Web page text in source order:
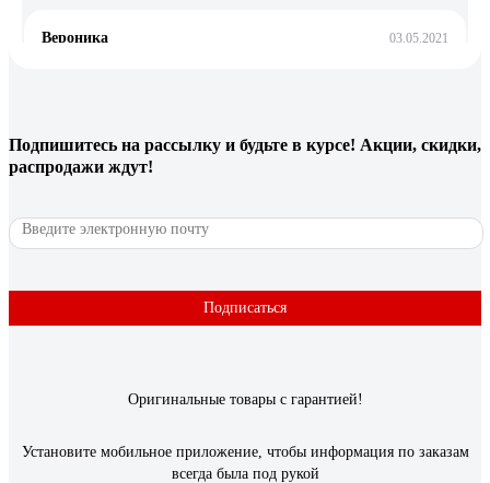
Вероника 03.05.2021
230V, черный 41598
John 25.06.2022
Идеально для дачи
Подпишитесь на рассылку и будьте в курсе! Акции, скидки,
распродажи ждут!
Подписаться
Оригинальные товары с гарантией!
Установите мобильное приложение, чтобы информация по заказам
всегда была под рукой